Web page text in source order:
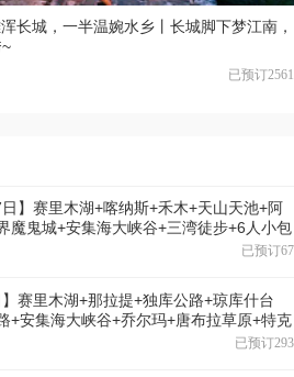
长城，一半温婉水乡丨长城脚下梦江南，
已预订2561
日】赛里木湖+喀纳斯+禾木+天山天池+阿
魔鬼城+安集海大峡谷+三湾徒步+6人小包
已预订67
】赛里木湖+那拉提+独库公路+琼库什台
+安集海大峡谷+乔尔玛+唐布拉草原+特克
草农场+2-6人小包团&6人小团
已预订293